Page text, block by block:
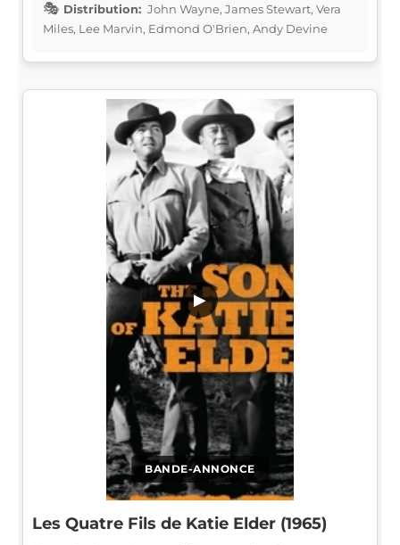
Distribution: John Wayne, James Stewart, Vera
Miles, Lee Marvin, Edmond O'Brien, Andy Devine
BANDE-ANNONCE
▶
Les Quatre Fils de Katie Elder (1965)